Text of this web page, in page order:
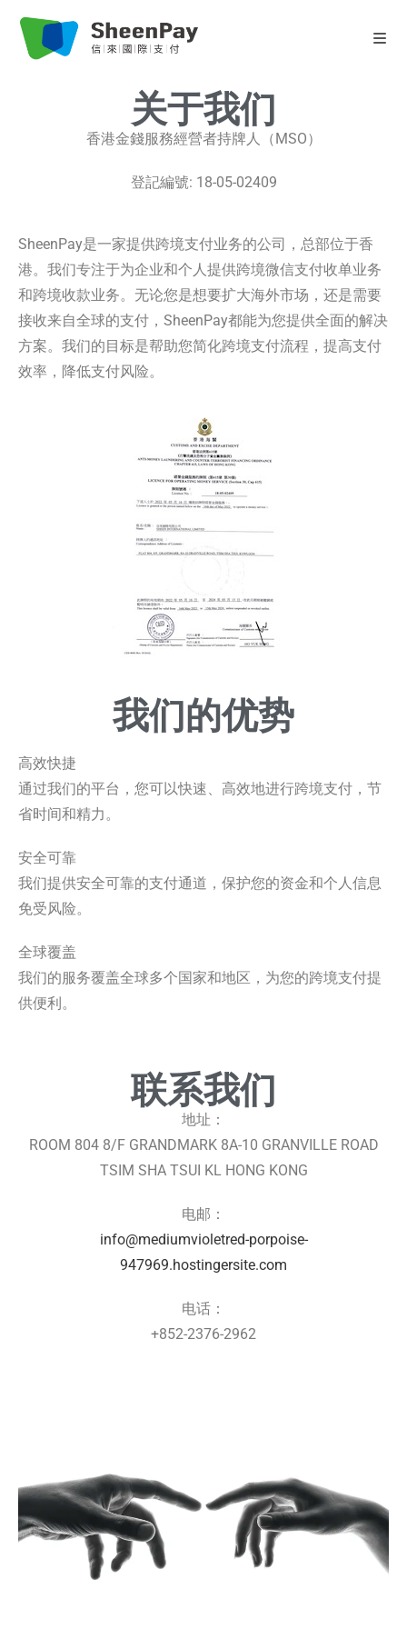
关于我们
香港金錢服務經營者持牌人（MSO）
登記編號: 18-05-02409
SheenPay是一家提供跨境支付业务的公司，总部位于香
港。我们专注于为企业和个人提供跨境微信支付收单业务
和跨境收款业务。无论您是想要扩大海外市场，还是需要
接收来自全球的支付，SheenPay都能为您提供全面的解决
方案。我们的目标是帮助您简化跨境支付流程，提高支付
效率，降低支付风险。
我们的优势
高效快捷
通过我们的平台，您可以快速、高效地进行跨境支付，节
省时间和精力。
安全可靠
我们提供安全可靠的支付通道，保护您的资金和个人信息
免受风险。
全球覆盖
我们的服务覆盖全球多个国家和地区，为您的跨境支付提
供便利。
联系我们
地址：
ROOM 804 8/F GRANDMARK 8A-10 GRANVILLE ROAD
TSIM SHA TSUI KL HONG KONG
电邮：
info@mediumvioletred-porpoise-
947969.hostingersite.com
电话：
+852-2376-2962